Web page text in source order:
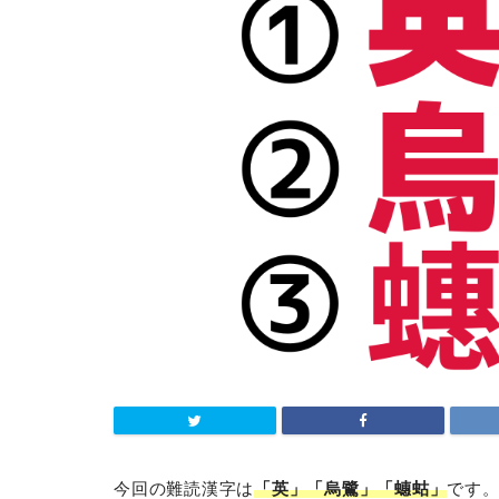
今回の難読漢字は「英」「烏鷺」「蟪蛄」です。